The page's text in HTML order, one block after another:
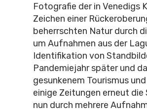
Fotografie der in Venedigs
Zeichen einer
beherrschten Natur durch
um Aufnahmen aus der
Identifikation von
Pandemiejahr später und
gesunkenem Tourismus
einige Zeitungen erneut die
nun durch mehrere